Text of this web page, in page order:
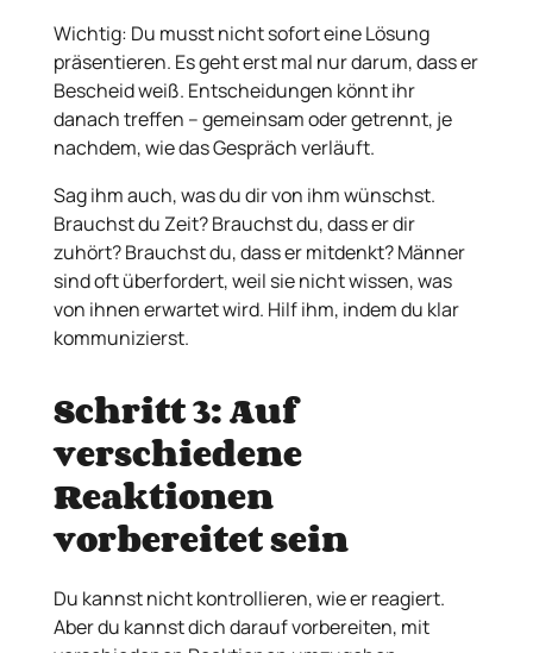
Wichtig: Du musst nicht sofort eine Lösung
präsentieren. Es geht erst mal nur darum, dass er
Bescheid weiß. Entscheidungen könnt ihr
danach treffen – gemeinsam oder getrennt, je
nachdem, wie das Gespräch verläuft.
Sag ihm auch, was du dir von ihm wünschst.
Brauchst du Zeit? Brauchst du, dass er dir
zuhört? Brauchst du, dass er mitdenkt? Männer
sind oft überfordert, weil sie nicht wissen, was
von ihnen erwartet wird. Hilf ihm, indem du klar
kommunizierst.
Schritt 3: Auf
verschiedene
Reaktionen
vorbereitet sein
Du kannst nicht kontrollieren, wie er reagiert.
Aber du kannst dich darauf vorbereiten, mit